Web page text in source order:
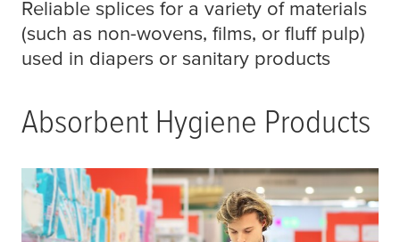
Reliable splices for a variety of materials
(such as non-wovens, films, or fluff pulp)
used in diapers or sanitary products
Absorbent Hygiene Products